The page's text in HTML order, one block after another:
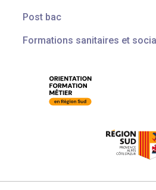
Post bac
Formations sanitaires et